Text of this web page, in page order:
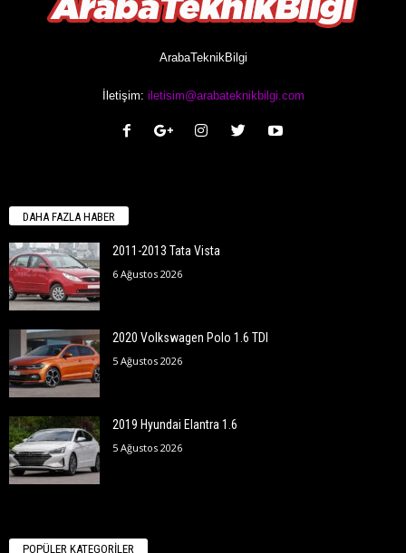
ArabaTeknikBilgi
İletişim: iletisim@arabateknikbilgi.com
DAHA FAZLA HABER
2011-2013 Tata Vista
6 Ağustos 2026
2020 Volkswagen Polo 1.6 TDI
5 Ağustos 2026
2019 Hyundai Elantra 1.6
5 Ağustos 2026
POPÜLER KATEGORİLER